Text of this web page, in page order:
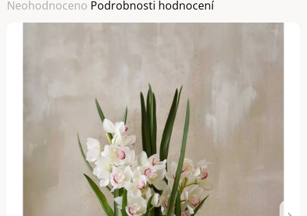
Průměrné
hodnocení
Neohodnoceno Podrobnosti hodnocení